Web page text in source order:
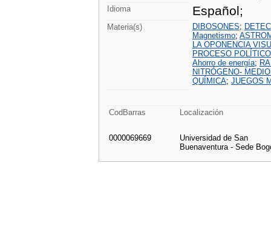
Idioma Español;
Materia(s) DIBOSONES;
Magnetismo;
LA OPONENCIA
PROCESO
Ahorro de energía;
NITRÓGENO-
QUÍMICA; JUEGOS
CodBarras Localización
0000069669
Universidad de San
Buenaventura - Sede